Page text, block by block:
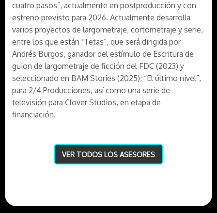
cuatro pasos”, actualmente en postproducción y con
estreno previsto para 2026. Actualmente desarrolla
varios proyectos de largometraje, cortometraje y serie,
entre los que están "Tetas”, que será dirigida por
Andrés Burgos, ganador del estímulo de Escritura de
guion de largometraje de ficción del FDC (2023) y
seleccionado en BAM Stories (2025); “El último nivel”,
para 2/4 Producciones, así como una serie de
televisión para Clover Studios, en etapa de
financiación.
VER TODOS LOS ASESORES